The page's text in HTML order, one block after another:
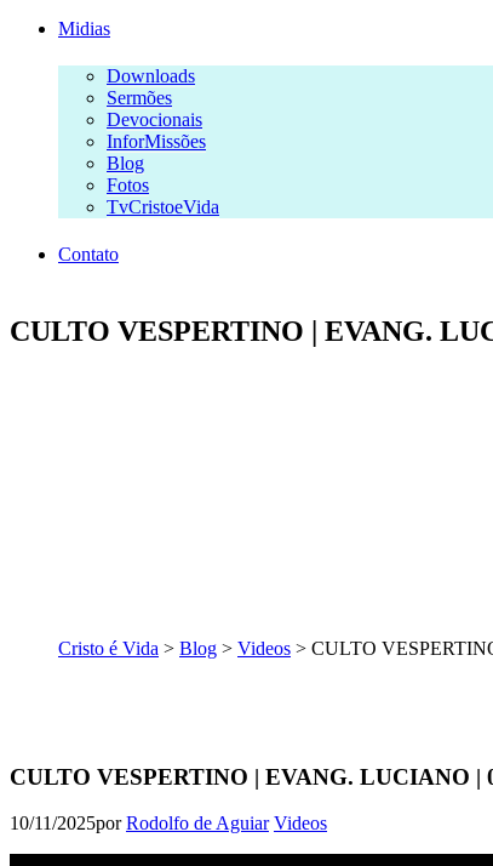
Midias
Downloads
Sermões
Devocionais
InforMissões
Blog
Fotos
TvCristoeVida
Contato
CULTO VESPERTINO | EVANG.
Cristo é Vida > Blog > Videos > CULTO
CULTO VESPERTINO | EVANG. LUCIANO |
10/11/2025porRodolfo de Aguiar Videos